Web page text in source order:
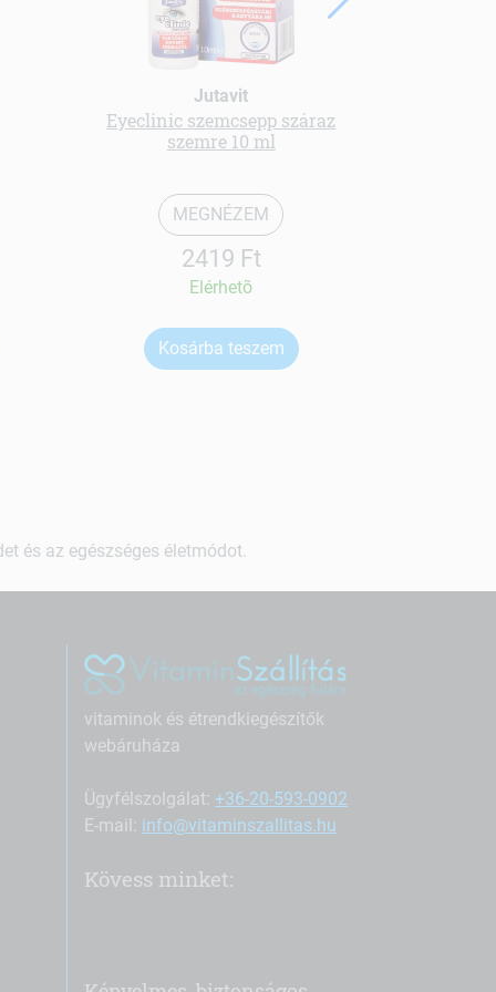
Jutavit
Eyeclinic szemcsepp száraz
szemre 10 ml
MEGNÉZEM
2419 Ft
Elérhetõ
Kosárba teszem
és az egészséges életmódot.
vitaminok és étrendkiegészítők
webáruháza
Ügyfélszolgálat: +36-20-593-0902
E-mail: info@vitaminszallitas.hu
Kövess minket: